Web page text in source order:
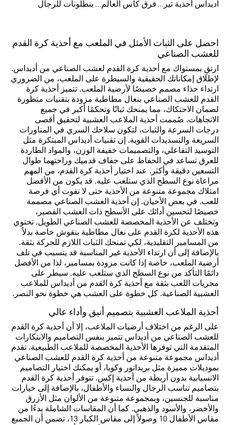
اديداس أحذية تيريكس
فرق كأس العالم FIFA 26™ بنطلونات للرجال
احصل على الثبات الأمثل في الملعب مع أحذية كرة القدم
للعشب الصناعي
ارتقِ بمستواك مع أحذية كرة القدم لعشب الصناعي من أديداس.
لإطلاق إمكاناتك الحقيقية والسيطرة على الملعب، من الضروري
ارتداء حذاء مصمم خصيصًا لأرضية الملعب. تتميز أحذية كرة
القدم للعشب الصناعي بنعال مطاطية مزودة بتقنيات متطورة
لضمان الاحتكاك، مما يمنحك ثباتًا وتحكمًا أكبر في جميع
الاتجاهات. صُممت أحذية الملاعب العشبية لتحقيق أقصى
درجات السرعة والثبات، لتكون سلاحك السري في المناورات
السريعة والتسديدات القوية. إن تقنيات أديداس المبتكرة مثل
التوسيد التفاعلي، والتصميمات خفيفة الوزن، والمواد الطاردة
للعرق تساعد في الحفاظ على جفاف قدميك وراحتهما طوال
التسعين دقيقة وأكثر. عند اختيار أحذية كرة القدم، من المهم
مراعاة نوع السطح الذي ستلعب عليه. قد يكون من الأفضل
امتلاك مجموعة متنوعة من الأحذية حتى لا تفوت أي فرصة
للعب. في بعض الأحيان. إن أحذية العشب الصناعي مصممة
خصيصًا لتحسين أدائك على الأسطح ذات العشب القصير،
وتختلف عن الأحذية المخصصة للعشب الصناعي الطويل. تحتوي
هذه الأحذية لكرة القدم على نعال مطاطية بنقوش خاصة بدلاً
من المسامير التقليدية، لكي تمنحك الثبات اللازم للحركة بثقة.
بالإضافة إلى أن ارتداء الأحذية غير المناسبة قد يتسبب في تلف
أرضية الملعب، خاصة إذا كانت مزودة بمسامير، لذا من الأفضل
دائمًا التأكد من نوع السطح الذي ستلعب عليه. سيطر على
مجريات اللعب بثقة مع أحذية كرة القدم من أديداس للملاعب
العشبية الصناعية. كل خطوة على العشب هي خطوة نحو النصر.
أحذية الملاعب العشبية بتصميم أنيق وأداء عالي
على الرغم من اختلاف أرضيات الملاعب، إلا أن أحذية كرة القدم
للعشب الصناعي من أديداس تتميز بنفس التصاميم والابتكارات
المتقدمة التي توفرها الأحذية المخصصة للملاعب الطبيعية. تقدم
أديداس مجموعة متنوعة من أحذية كرة القدم للعشب الصناعي
بموديلات مميزة مثل بريداتور وكوبا، أو يمكنك اختيار التصاميم
الانسيابية بدون أربطة من أحذية إكس. تتوفر أحذية كرة القدم
بتصاميم تناسب الرجال والنساء والأطفال، بالإضافة إلى خيارات
مناسبة للجنسين، وبمجموعة متنوعة من الألوان مثل الأزرق
والأخضر، والأسود والذهبي. كما أن المقاسات الشاملة بدءًا من
مقاس الأطفال 10 وصولاً إلى مقاس الكبار 13، تضمن أن الجميع